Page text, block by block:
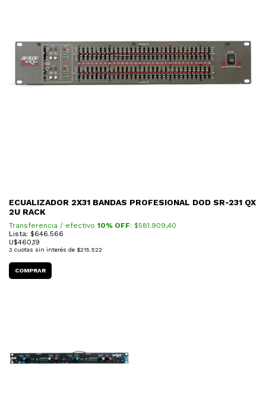
ECUALIZADOR 2X31 BANDAS PROFESIONAL DOD SR-231 QX
2U RACK
Transferencia / efectivo 10% OFF: $581.909,40
Lista: $646.566
U$460,19
3 cuotas sin interés de $215.522